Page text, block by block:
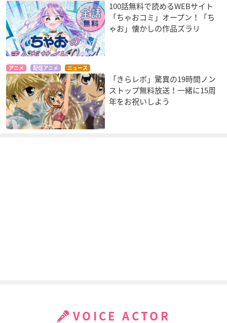
100話無料で読めるWEBサイト
「ちゃおコミ」オープン！「ち
ゃお」懐かしの作品ズラリ
アニメ 配信アニメ ニュース
「きらレボ」驚異の19時間ノン
ストップ無料放送！一緒に15周
年をお祝いしよう
VOICE ACTOR